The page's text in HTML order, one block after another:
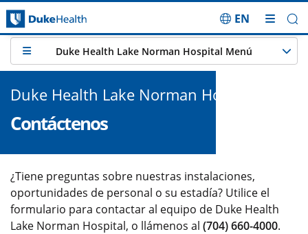
Saltar navegación
EN
Duke Health Lake Norman Hospital
Contáctenos
Duke Health Lake Norman Hospital Menú
¿Tiene preguntas sobre nuestras instalaciones,
oportunidades de personal o su estadía? Utilice el
formulario para contactar al equipo de Duke Health
Lake Norman Hospital, o llámenos al (704) 660-4000.